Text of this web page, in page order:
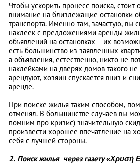
Чтобы ускорить процесс поиска, стоит
внимание на близлежащие остановки
транспорта. Именно там, зачастую, вы
наклеек с предложениями аренды
объявлений на остановках – их
есть большинство из заявленных
а объявления, естественно, никто не
наклейками на дверях домов такого
арендуют, хозяин спускается вниз и
аренде.
При поиске жилья таким способом,
отменял. В большинстве случаев вы
помним про кризис) значительную
произвести хорошее впечатление на
себя с лучшей стороны.
2. Поиск жилья через газету «Χρυσή